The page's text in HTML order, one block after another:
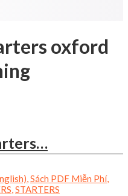
oxford
,Sách PDF Miễn Phí,
,STARTERS